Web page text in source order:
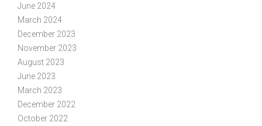
June 2024
March 2024
December 2023
November 2023
August 2023
June 2023
March 2023
December 2022
October 2022